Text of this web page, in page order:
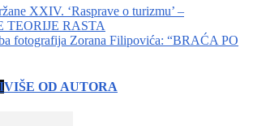
XXIV. ‘Rasprave o turizmu’ –
RASTA
fotografija Zorana Filipovića: “BRAĆA PO
VIŠE OD AUTORA